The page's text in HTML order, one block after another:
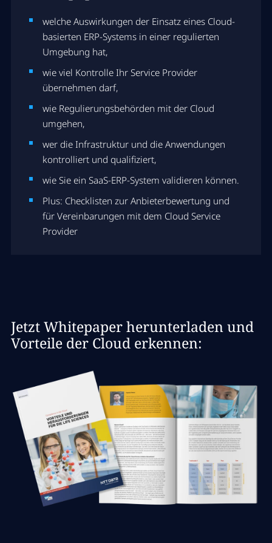
welche Auswirkungen der Einsatz eines Cloud-
basierten ERP-Systems in einer regulierten
Umgebung hat,
wie viel Kontrolle Ihr Service Provider
übernehmen darf,
wie Regulierungsbehörden mit der Cloud
umgehen,
wer die Infrastruktur und die Anwendungen
kontrolliert und qualifiziert,
wie Sie ein SaaS-ERP-System validieren können.
Plus: Checklisten zur Anbieterbewertung und
für Vereinbarungen mit dem Cloud Service
Provider
Jetzt Whitepaper herunterladen und
Vorteile der Cloud erkennen: